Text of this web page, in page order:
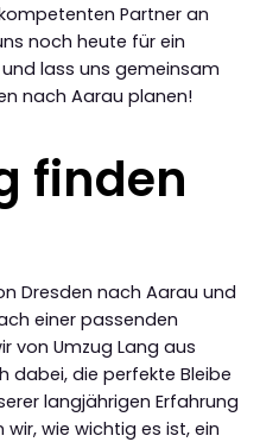
Partner an
noch heute für ein
lass uns gemeinsam
nach Aarau planen!
finden
Dresden nach Aarau und
einer passenden
von Umzug Lang aus
dabei, die perfekte Bleibe
langjährigen Erfahrung
wie wichtig es ist, ein